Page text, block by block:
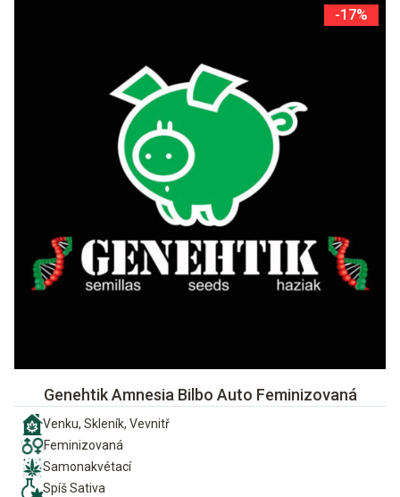
-17%
Genehtik Amnesia Bilbo Auto Feminizovaná
Venku, Skleník, Vevnitř
Feminizovaná
Samonakvétací
Spíš Sativa